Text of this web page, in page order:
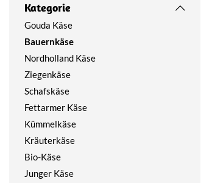
Kategorie
Gouda Käse
Bauernkäse
Nordholland Käse
Ziegenkäse
Schafskäse
Fettarmer Käse
Kümmelkäse
Kräuterkäse
Bio-Käse
Junger Käse